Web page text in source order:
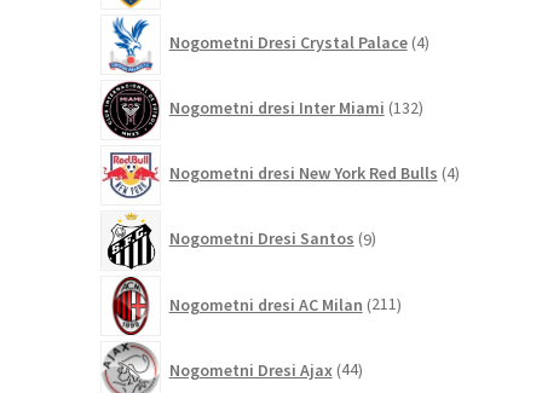
Nogometni Dresi Crystal Palace 4izdelki
Nogometni dresi Inter Miami 132izdelkov
Nogometni dresi New York Red Bulls 4izdelki
Nogometni Dresi Santos 9izdelkov
Nogometni dresi AC Milan 211izdelkov
Nogometni Dresi Ajax 44izdelkov